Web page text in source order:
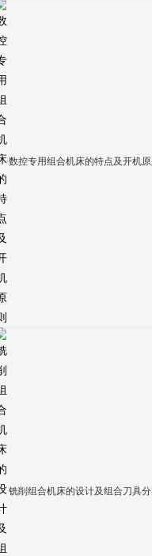
数控专用组合机床的特点及开机
铣削组合机床的设计及组合刀具